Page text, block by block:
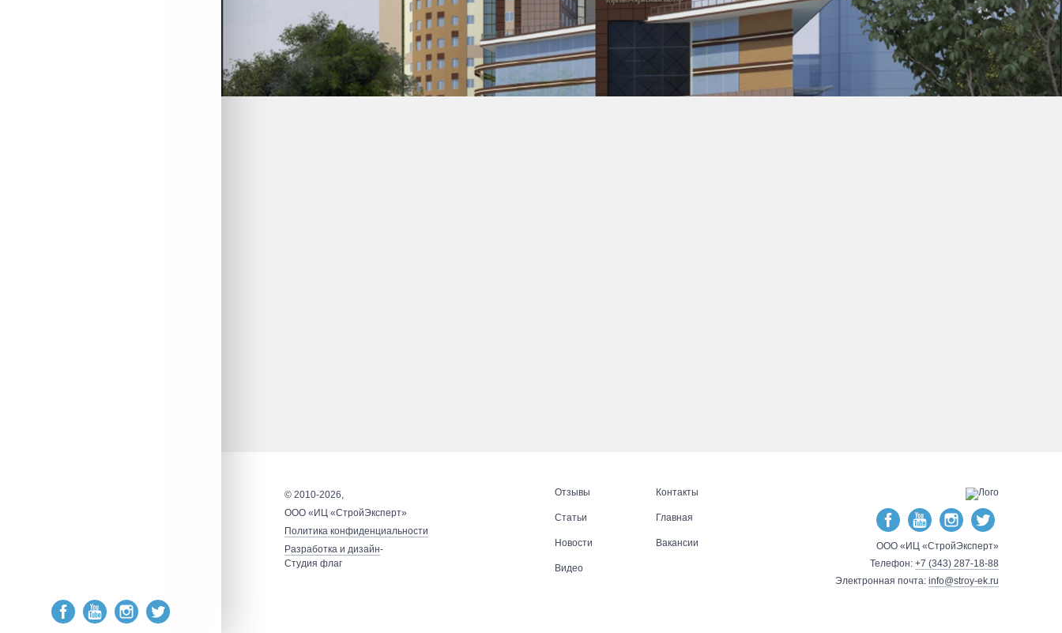
© 2010-2026,
ООО «ИЦ «СтройЭксперт»
Политика конфиденциальности
Разработка и дизайн-
Студия флаг
Отзывы
Статьи
Новости
Видео
Контакты
Главная
Вакансии
ООО «ИЦ «СтройЭксперт»
Телефон: +7 (343) 287-18-88
Электронная почта: info@stroy-ek.ru